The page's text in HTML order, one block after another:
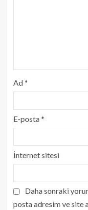
Ad*
E-posta*
İnternet sitesi
Daha sonraki
posta adresim ve site